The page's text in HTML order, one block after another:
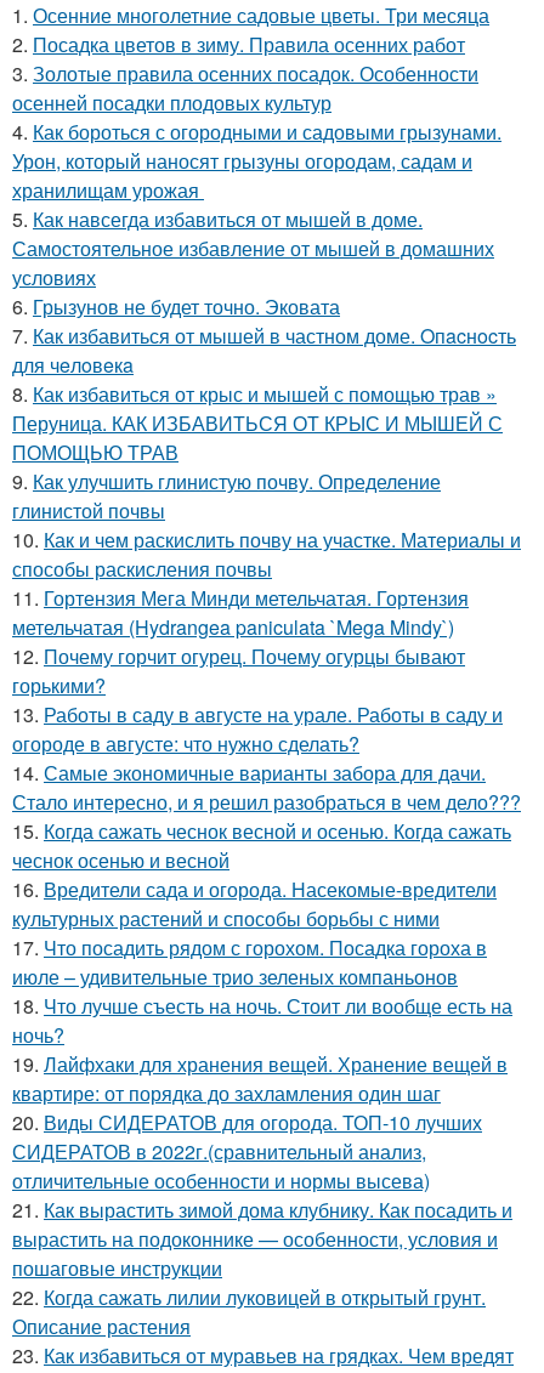
1. Осенние многолетние садовые цветы. Три месяца
2. Посадка цветов в зиму. Правила осенних работ
3. Золотые правила осенних посадок. Особенности
осенней посадки плодовых культур
4. Как бороться с огородными и садовыми грызунами.
Урон, который наносят грызуны огородам, садам и
хранилищам урожая
5. Как навсегда избавиться от мышей в доме.
Самостоятельное избавление от мышей в домашних
условиях
6. Грызунов не будет точно. Эковата
7. Как избавиться от мышей в частном доме. Oпacнocть
для чeлoвeкa
8. Как избавиться от крыс и мышей с помощью трав »
Перуница. КАК ИЗБАВИТЬСЯ ОТ КРЫС И МЫШЕЙ С
ПОМОЩЬЮ ТРАВ
9. Как улучшить глинистую почву. Определение
глинистой почвы
10. Как и чем раскислить почву на участке. Материалы и
способы раскисления почвы
11. Гортензия Мега Минди метельчатая. Гортензия
метельчатая (Hydrangea paniculata `Mega Mindy`)
12. Почему горчит огурец. Почему огурцы бывают
горькими?
13. Работы в саду в августе на урале. Работы в саду и
огороде в августе: что нужно сделать?
14. Самые экономичные варианты забора для дачи.
Стало интересно, и я решил разобраться в чем дело???
15. Когда сажать чеснок весной и осенью. Когда сажать
чеснок осенью и весной
16. Вредители сада и огорода. Насекомые-вредители
культурных растений и способы борьбы с ними
17. Что посадить рядом с горохом. Посадка гороха в
июле – удивительные трио зеленых компаньонов
18. Что лучше съесть на ночь. Стоит ли вообще есть на
ночь?
19. Лайфхаки для хранения вещей. Хранение вещей в
квартире: от порядка до захламления один шаг
20. Виды СИДЕРАТОВ для огорода. ТОП-10 лучших
СИДЕРАТОВ в 2022г.(сравнительный анализ,
отличительные особенности и нормы высева)
21. Как вырастить зимой дома клубнику. Как посадить и
вырастить на подоконнике — особенности, условия и
пошаговые инструкции
22. Когда сажать лилии луковицей в открытый грунт.
Описание растения
23. Как избавиться от муравьев на грядках. Чем вредят